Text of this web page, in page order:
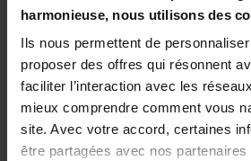
harmonieuse, nous utilisons des
Ils nous permettent de
proposer des offres qui résonnent
faciliter l’interaction avec les
mieux comprendre comment vous
site. Avec votre accord, certaines
être partagées avec nos
Senteur
Violette
Format
Encens
20g
Thème
bouclier